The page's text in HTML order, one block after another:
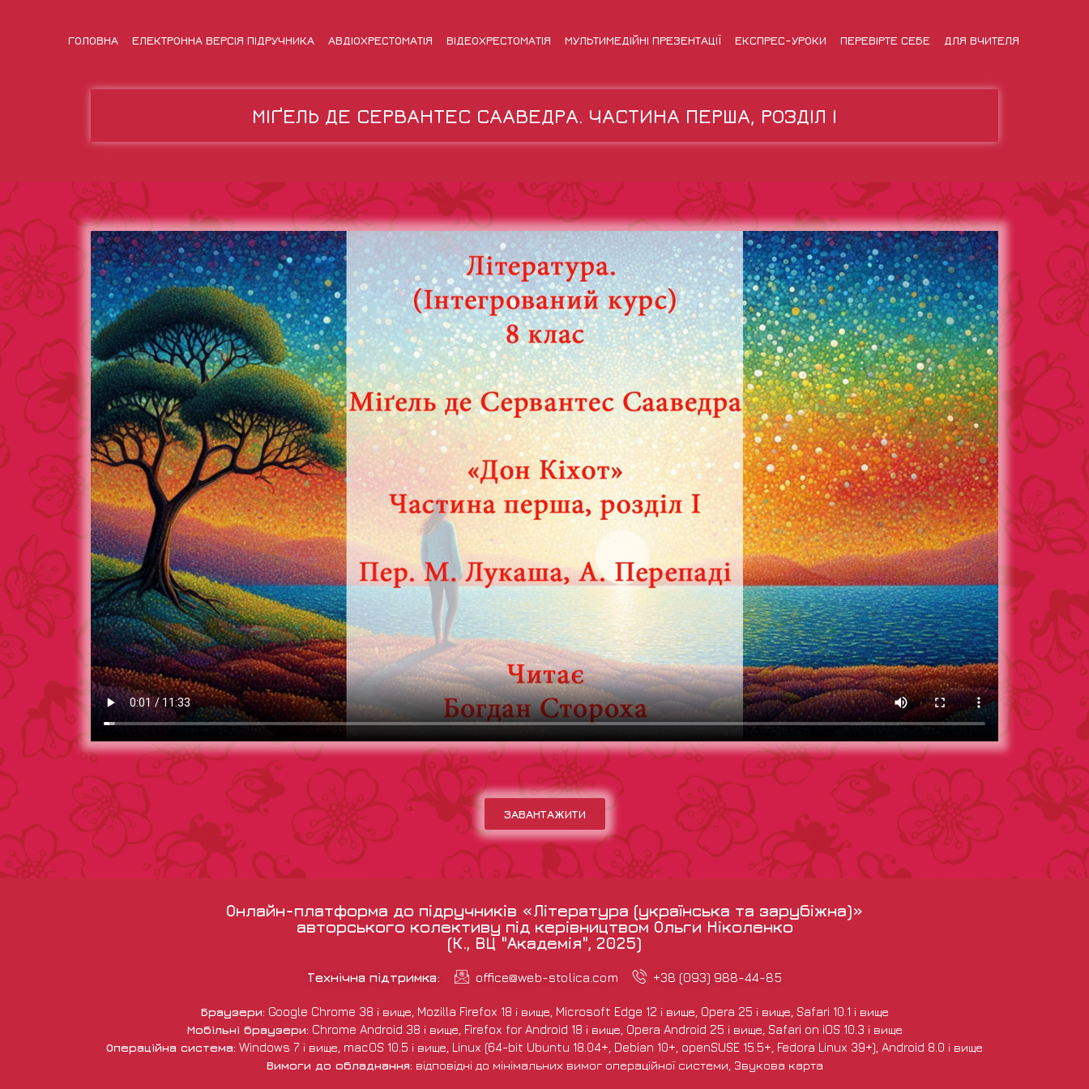
ГОЛОВНА ЕЛЕКТРОННА ВЕРСІЯ ПІДРУЧНИКА АВДІОХРЕСТОМАТІЯ ВІДЕОХРЕСТОМАТІЯ МУЛЬТИМЕДІЙНІ ПРЕЗЕНТАЦІЇ ЕКСПРЕС-УРОКИ ПЕРЕВІРТЕ СЕБЕ ДЛЯ ВЧИТЕЛЯ
МІҐЕЛЬ ДЕ СЕРВАНТЕС СААВЕДРА. ЧАСТИНА ПЕРША, РОЗДІЛ І
ЗАВАНТАЖИТИ
Онлайн-платформа до підручників «Література (українська та зарубіжна)»
авторського колективу під керівництвом Ольги Ніколенко
(К., ВЦ "Академія", 2025)
Технічна підтримка: office@web-stolica.com +38 (093) 988-44-85
Браузери: Google Chrome 38 і вище, Mozilla Firefox 18 і вище, Microsoft Edge 12 і вище, Opera 25 і вище, Safari 10.1 і вище
Мобільні браузери: Chrome Android 38 і вище, Firefox for Android 18 і вище, Opera Android 25 і вище, Safari on iOS 10.3 і вище
Операційна система: Windows 7 і вище, macOS 10.5 і вище, Linux (64-bit Ubuntu 18.04+, Debian 10+, openSUSE 15.5+, Fedora Linux 39+), Android 8.0 і вище
Вимоги до обладнання: відповідні до мінімальних вимог операційної системи, Звукова карта